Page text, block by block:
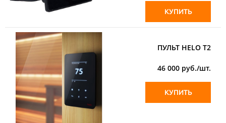
КУПИТЬ
ПУЛЬТ HELO T2
46 000 руб./шт.
КУПИТЬ